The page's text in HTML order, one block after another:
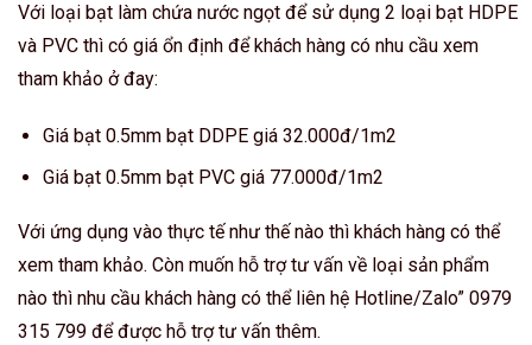
Với loại bạt làm chứa nước ngọt để sử dụng 2 loại bạt HDPE
và PVC thì có giá ổn định để khách hàng có nhu cầu xem
tham khảo ở đay:
Giá bạt 0.5mm bạt DDPE giá 32.000đ/1m2
Giá bạt 0.5mm bạt PVC giá 77.000đ/1m2
Với ứng dụng vào thực tế như thế nào thì khách hàng có thể
xem tham khảo. Còn muốn hỗ trợ tư vấn về loại sản phẩm
nào thì nhu cầu khách hàng có thể liên hệ Hotline/Zalo” 0979
315 799 để được hỗ trợ tư vấn thêm.